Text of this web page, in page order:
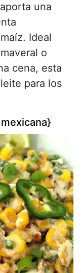
una
Ideal
o
cena, esta
para los